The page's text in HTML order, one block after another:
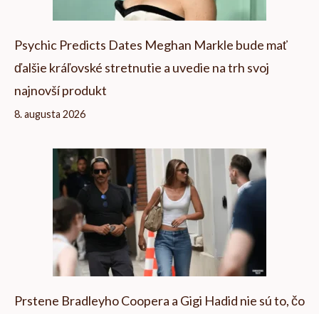
Psychic Predicts Dates Meghan Markle bude mať
ďalšie kráľovské stretnutie a uvedie na trh svoj
najnovší produkt
8. augusta 2026
Prstene Bradleyho Coopera a Gigi Hadid nie sú to, čo